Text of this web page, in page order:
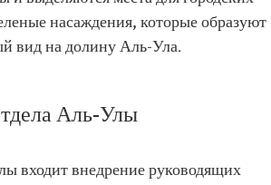
насаждения, которые образуют
вид на долину Аль-Ула.
Аль-Улы
входит внедрение руководящих